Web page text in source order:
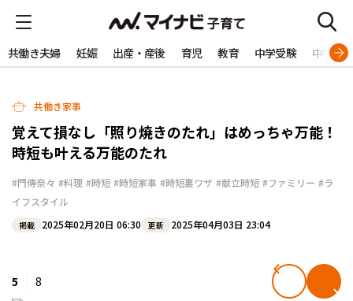
共働き夫婦 妊娠 出産・産後 育児 教育 中学受験 中学生
共働き家事
覚えて損なし「照り焼きのたれ」はめっちゃ万能！
時短も叶える万能のたれ
#門傳奈々 #料理 #時短 #時短家事 #時短裏ワザ #献立時短 #ファミリー #ラ
イフスタイル
掲載 2025年02月20日 06:30 更新 2025年04月03日 23:04
5 8